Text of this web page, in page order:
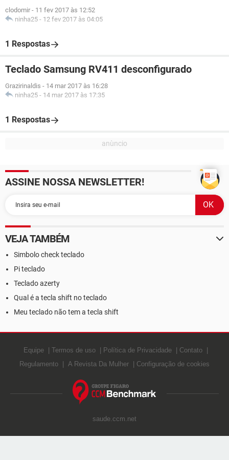
clodomir - 11 fev 2017 às 12:52
ninha25 - 12 fev 2017 às 04:05
1 Respostas
Teclado Samsung RV411 desconfigurado
Grazirinaldis - 14 mar 2017 às 16:28
ninha25 - 14 mar 2017 às 17:35
1 Respostas
ASSINE NOSSA NEWSLETTER!
VEJA TAMBÉM
Simbolo check teclado
Pi teclado
Teclado azerty
Qual é a tecla shift no teclado
Meu teclado não tem a tecla shift
Equipe Termos de uso Política de Privacidade
Contato
Regulamento
A Revista Da Mulher Configuração de cookies
saude.ccm.net